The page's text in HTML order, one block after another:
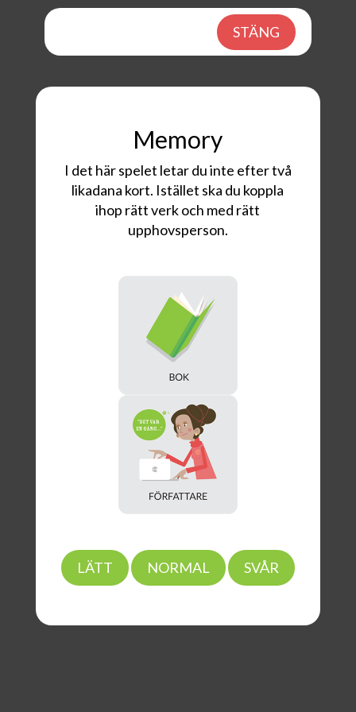
Memory
I det här spelet letar du inte efter två
likadana kort. Istället ska du koppla
ihop rätt verk och med rätt
upphovsperson.
LÄTT NORMAL SVÅR
STÄNG